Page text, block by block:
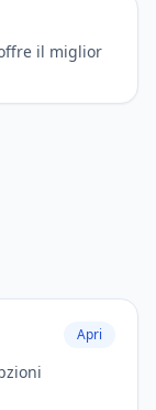
il miglior
Apri